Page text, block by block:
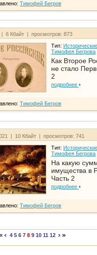
Тимофей Бегров
| 6 Кбайт | просмотров: 873
Тип:
Тимофея Бегрова
Как Второе
не стало
2
подробнее
Тимофей Бегров
| 10 Кбайт | просмотров: 741
Тип:
Тимофея Бегрова
На какую
имущества в
Часть 2
подробнее
Тимофей Бегров
4 5 6 7 8 9 10 11 12